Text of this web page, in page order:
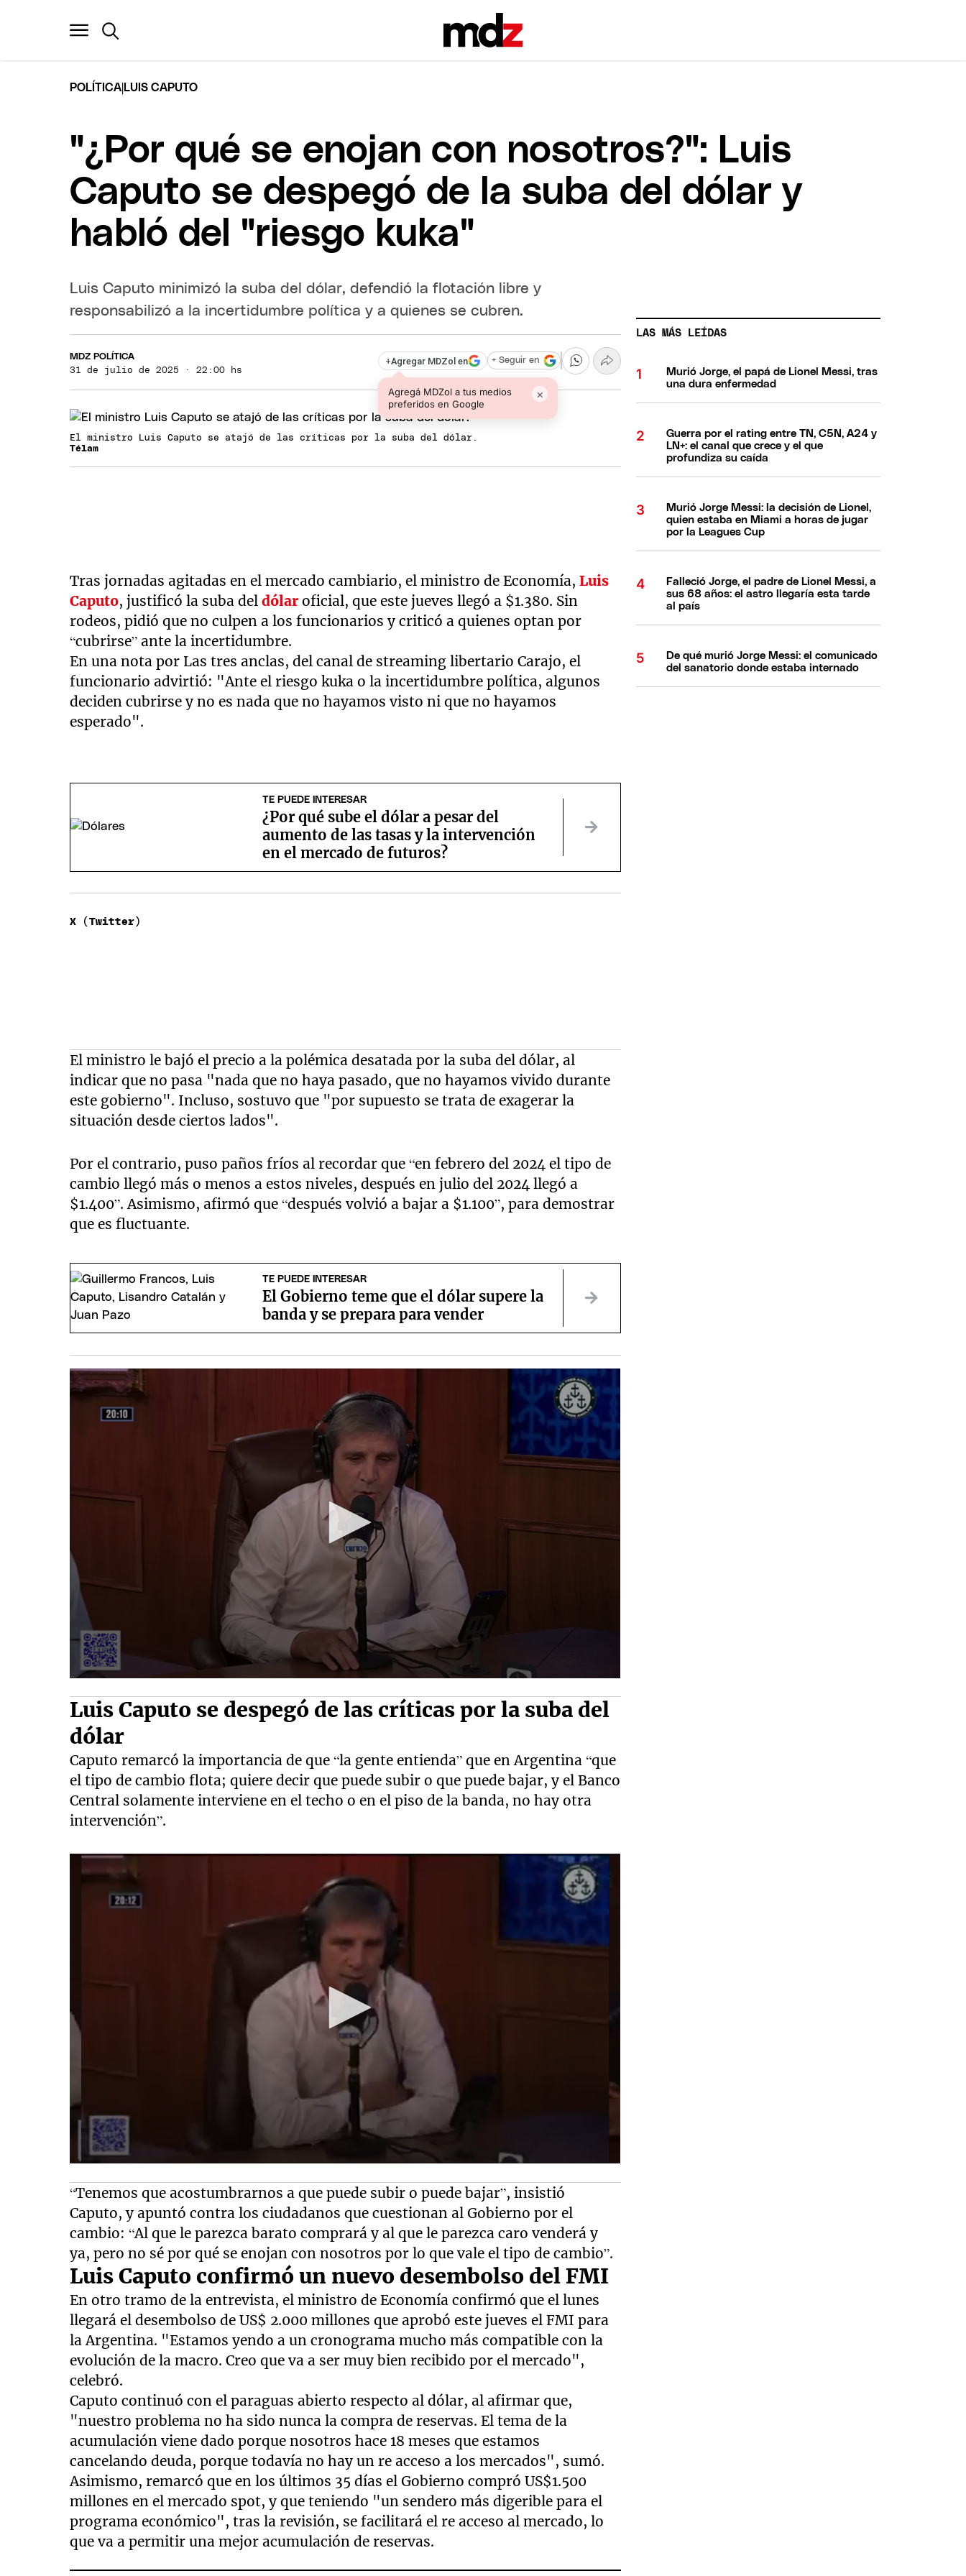
POLÍTICA LUIS CAPUTO
"¿Por qué se enojan con nosotros?": Luis
Caputo se despegó de la suba del dólar y
habló del "riesgo kuka"
Luis Caputo minimizó la suba del dólar, defendió la flotación libre y
responsabilizó a la incertidumbre política y a quienes se cubren.
MDZ POLÍTICA
31 de julio de 2025 · 22:00 hs
+Agregar MDZol en
Agregá MDZol a tus medios
preferidos en Google
×
+ Seguir en
El ministro Luis Caputo se atajó de las críticas por la suba del dólar.
Télam
Tras jornadas agitadas en el mercado cambiario, el ministro de Economía,Luis
Caputo, justificó la suba deldólar oficial, que este jueves llegó a $1.380. Sin
rodeos, pidió que no culpen a los funcionarios y criticó a quienes optan por
“cubrirse” ante la incertidumbre.
En una nota por Las tres anclas, del canal de streaming libertario Carajo, el
funcionario advirtió: "Ante el riesgo kuka o la incertidumbre política, algunos
deciden cubrirse y no es nada que no hayamos visto ni que no hayamos
esperado".
TE PUEDE INTERESAR
¿Por qué sube el dólar a pesar del
aumento de las tasas y la intervención
en el mercado de futuros?
X (Twitter)
El ministro le bajó el precio a la polémica desatada por la suba del dólar, al
indicar que no pasa "nada que no haya pasado, que no hayamos vivido durante
este gobierno". Incluso, sostuvo que "por supuesto se trata de exagerar la
situación desde ciertos lados".
Por el contrario, puso paños fríos al recordar que “en febrero del 2024 el tipo de
cambio llegó más o menos a estos niveles, después en julio del 2024 llegó a
$1.400”. Asimismo, afirmó que “después volvió a bajar a $1.100”, para demostrar
que es fluctuante.
TE PUEDE INTERESAR
El Gobierno teme que el dólar supere la
banda y se prepara para vender
Luis Caputo se despegó de las críticas por la suba del
dólar
Caputo remarcó la importancia de que “la gente entienda” que en Argentina “que
el tipo de cambio flota; quiere decir que puede subir o que puede bajar, y el Banco
Central solamente interviene en el techo o en el piso de la banda, no hay otra
intervención”.
“Tenemos que acostumbrarnos a que puede subir o puede bajar”, insistió
Caputo, y apuntó contra los ciudadanos que cuestionan al Gobierno por el
cambio: “Al que le parezca barato comprará y al que le parezca caro venderá y
ya, pero no sé por qué se enojan con nosotros por lo que vale el tipo de cambio”.
Luis Caputo confirmó un nuevo desembolso del FMI
En otro tramo de la entrevista, el ministro de Economía confirmó que el lunes
llegará el desembolso de US$ 2.000 millones que aprobó este jueves el FMI para
la Argentina. "Estamos yendo a un cronograma mucho más compatible con la
evolución de la macro. Creo que va a ser muy bien recibido por el mercado",
celebró.
Caputo continuó con el paraguas abierto respecto al dólar, al afirmar que,
"nuestro problema no ha sido nunca la compra de reservas. El tema de la
acumulación viene dado porque nosotros hace 18 meses que estamos
cancelando deuda, porque todavía no hay un re acceso a los mercados", sumó.
Asimismo, remarcó que en los últimos 35 días el Gobierno compró US$1.500
millones en el mercado spot, y que teniendo "un sendero más digerible para el
programa económico", tras la revisión, se facilitará el re acceso al mercado, lo
que va a permitir una mejor acumulación de reservas.
LAS MÁS LEÍDAS
Murió Jorge, el papá de Lionel Messi, tras
una dura enfermedad
Guerra por el rating entre TN, C5N, A24 y
LN+: el canal que crece y el que
profundiza su caída
Murió Jorge Messi: la decisión de Lionel,
quien estaba en Miami a horas de jugar
por la Leagues Cup
Falleció Jorge, el padre de Lionel Messi, a
sus 68 años: el astro llegaría esta tarde
al país
De qué murió Jorge Messi: el comunicado
del sanatorio donde estaba internado